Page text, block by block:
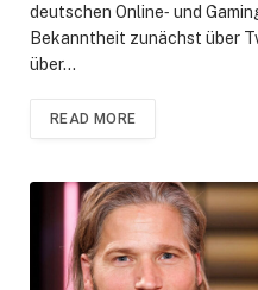
deutschen Online‑ und
Bekanntheit zunächst über
über…
READ MORE